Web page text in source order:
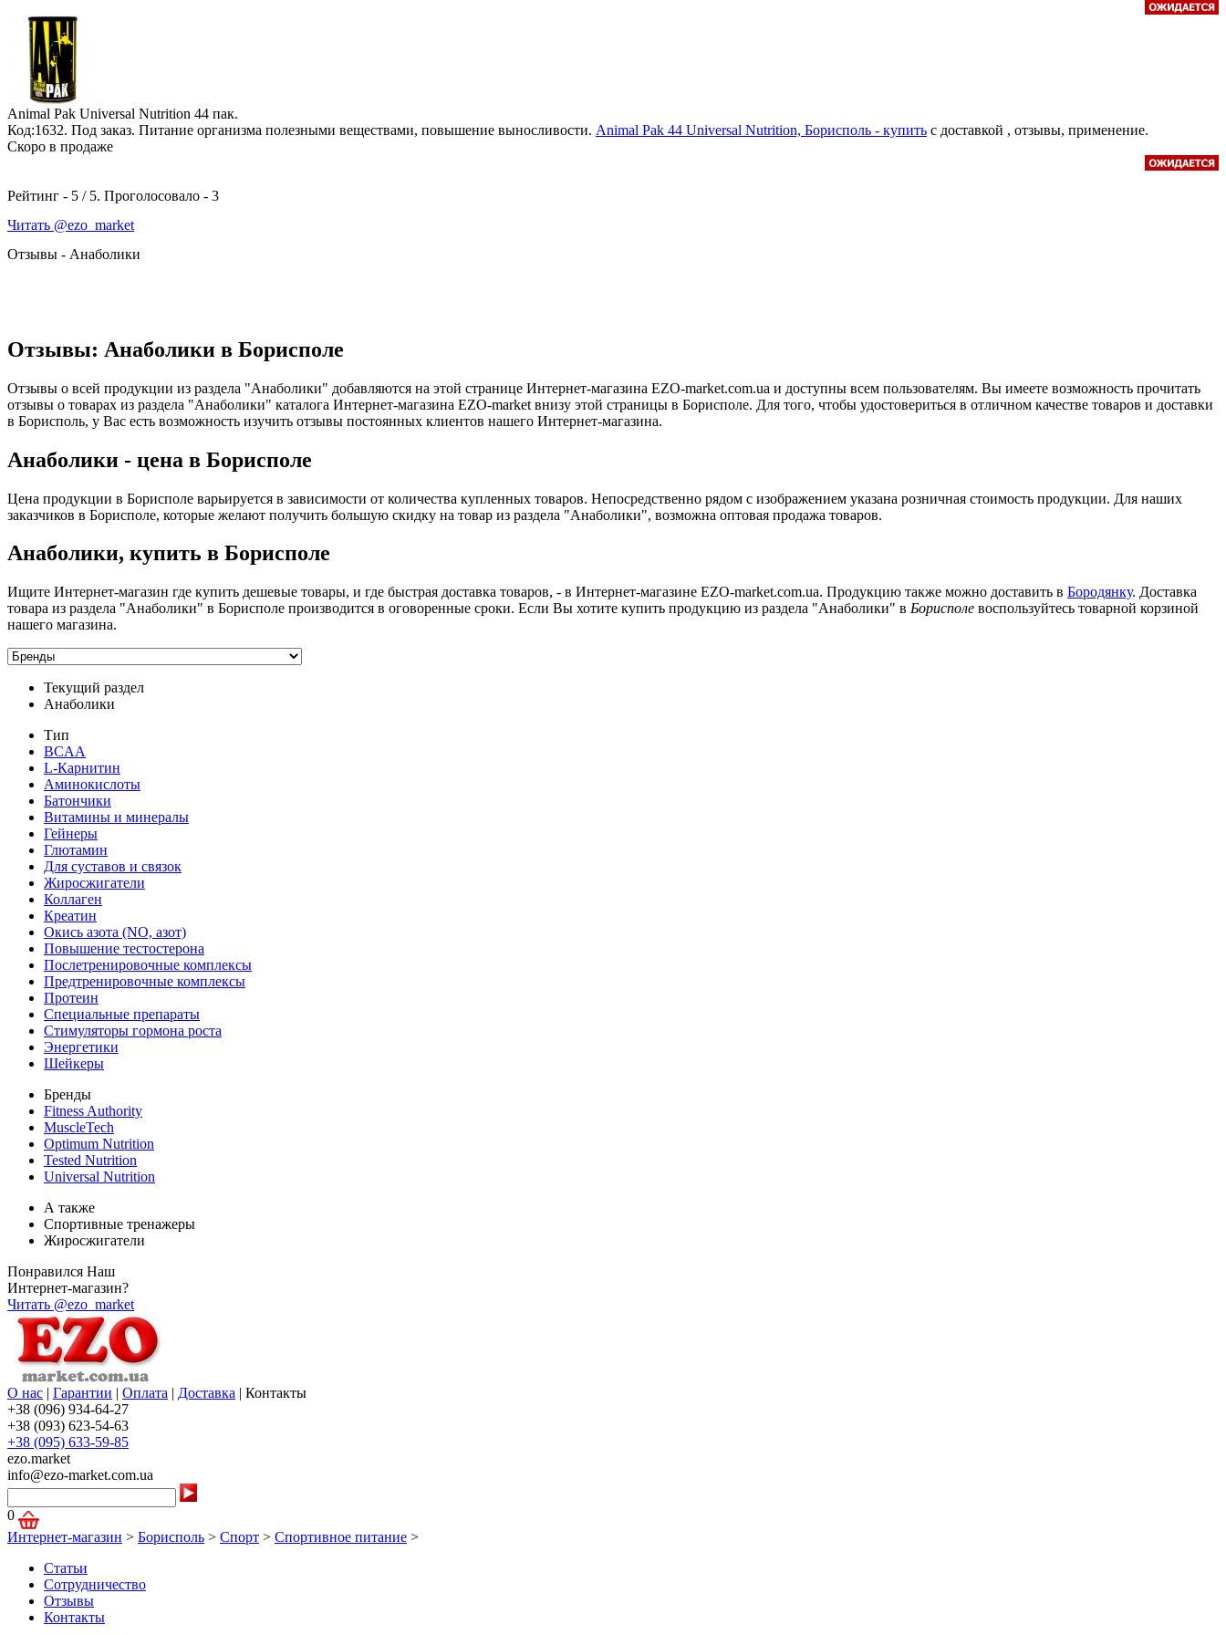
Animal Pak Universal Nutrition 44 пак.
Код:1632. Под заказ. Питание организма полезными веществами, повышение выносливости. Animal Pak 44 Universal Nutrition, Борисполь - купить с доставкой , отзывы, применение.
Скоро в продаже
Рейтинг - 5 / 5. Проголосовало - 3
Читать @ezo_market
Отзывы - Анаболики
Отзывы: Анаболики в Борисполе
Отзывы о всей продукции из раздела "Анаболики" добавляются на этой странице Интернет-магазина EZO-market.com.ua и доступны всем пользователям. Вы имеете возможность прочитать
отзывы о товарах из раздела "Анаболики" каталога Интернет-магазина EZO-market внизу этой страницы в Борисполе. Для того, чтобы удостовериться в отличном качестве товаров и доставки
в Борисполь, у Вас есть возможность изучить отзывы постоянных клиентов нашего Интернет-магазина.
Анаболики - цена в Борисполе
Цена продукции в Борисполе варьируется в зависимости от количества купленных товаров. Непосредственно рядом с изображением указана розничная стоимость продукции. Для наших
заказчиков в Борисполе, которые желают получить большую скидку на товар из раздела "Анаболики", возможна оптовая продажа товаров.
Анаболики, купить в Борисполе
Ищите Интернет-магазин где купить дешевые товары, и где быстрая доставка товаров, - в Интернет-магазине EZO-market.com.ua. Продукцию также можно доставить в Бородянку. Доставка
товара из раздела "Анаболики" в Борисполе производится в оговоренные сроки. Если Вы хотите купить продукцию из раздела "Анаболики" в Борисполе воспользуйтесь товарной корзиной
нашего магазина.
Текущий раздел
Анаболики
Тип
BCAA
L-Карнитин
Аминокислоты
Батончики
Витамины и минералы
Гейнеры
Глютамин
Для суставов и связок
Жиросжигатели
Коллаген
Креатин
Окись азота (NO, азот)
Повышение тестостерона
Послетренировочные комплексы
Предтренировочные комплексы
Протеин
Специальные препараты
Стимуляторы гормона роста
Энергетики
Шейкеры
Бренды
Fitness Authority
MuscleTech
Optimum Nutrition
Tested Nutrition
Universal Nutrition
А также
Спортивные тренажеры
Жиросжигатели
Понравился Наш
Интернет-магазин?
Читать @ezo_market
О нас | Гарантии | Оплата | Доставка | Контакты
+38 (096) 934-64-27
+38 (093) 623-54-63
+38 (095) 633-59-85
ezo.market
info@ezo-market.com.ua
0
Интернет-магазин > Борисполь > Спорт > Спортивное питание >
Статьи
Сотрудничество
Отзывы
Контакты